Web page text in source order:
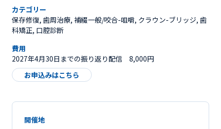
カテゴリー
保存修復, 歯周治療, 補綴一般/咬合-咀嚼, クラウン-ブリッジ, 歯
科矯正, 口腔診断
費用
2027年4月30日までの振り返り配信 8,000円
お申込みはこちら
開催地